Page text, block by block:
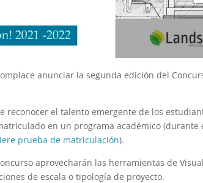
anunciar la segunda edición del
reconocer el talento emergente de los
en un programa académico (durante
prueba de matriculación).
aprovecharán las herramientas de
de escala o tipología de proyecto.